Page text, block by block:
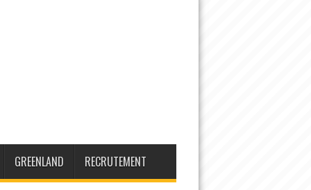
GREENLAND RECRUTEMENT